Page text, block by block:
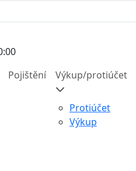
Pojištění Výkup/protiúčet
Protiúčet
Výkup